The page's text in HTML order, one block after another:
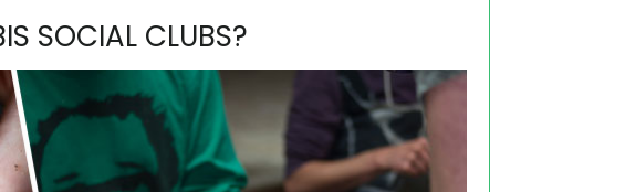
SOCIAL CLUBS?